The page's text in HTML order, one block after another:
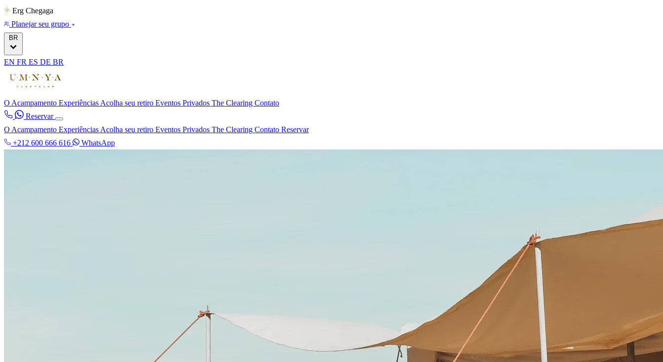
Erg Chegaga
Planejar seu grupo
BR
EN FR ES DE BR
O Acampamento Experiências Acolha seu retiro Eventos Privados The Clearing Contato
Reservar
O Acampamento Experiências Acolha seu retiro Eventos Privados The Clearing Contato Reservar
+212 600 666 616
WhatsApp